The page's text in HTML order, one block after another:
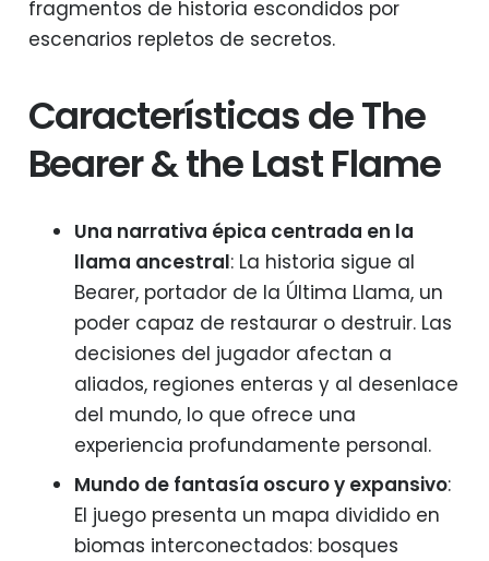
fragmentos de historia escondidos por
escenarios repletos de secretos.
Características de The
Bearer & the Last Flame
Una narrativa épica centrada en la
llama ancestral: La historia sigue al
Bearer, portador de la Última Llama, un
poder capaz de restaurar o destruir. Las
decisiones del jugador afectan a
aliados, regiones enteras y al desenlace
del mundo, lo que ofrece una
experiencia profundamente personal.
Mundo de fantasía oscuro y expansivo:
El juego presenta un mapa dividido en
biomas interconectados: bosques